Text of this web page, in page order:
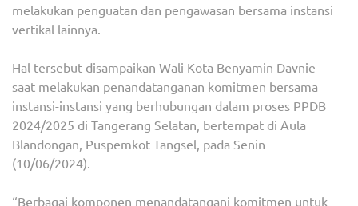
melakukan penguatan dan pengawasan bersama instansi
vertikal lainnya.
Hal tersebut disampaikan Wali Kota Benyamin Davnie
saat melakukan penandatanganan komitmen bersama
instansi-instansi yang berhubungan dalam proses PPDB
2024/2025 di Tangerang Selatan, bertempat di Aula
Blandongan, Puspemkot Tangsel, pada Senin
(10/06/2024).
“Berbagai komponen menandatangani komitmen untuk